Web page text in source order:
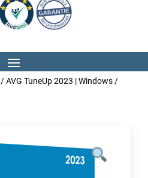
/ AVG TuneUp 2023 | Windows /